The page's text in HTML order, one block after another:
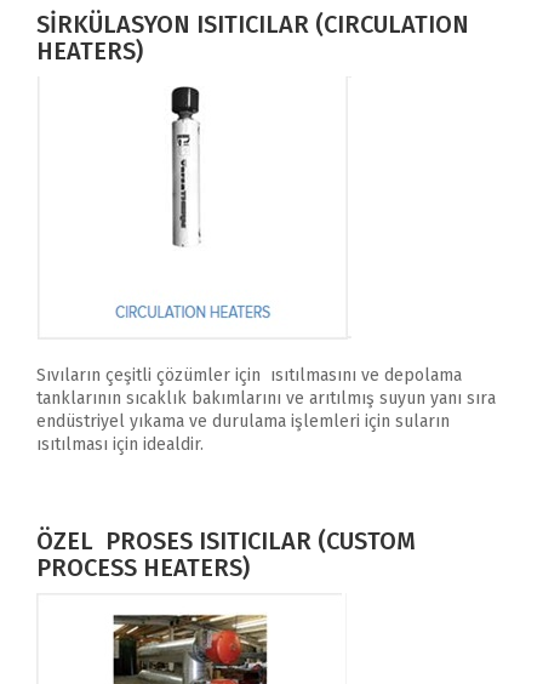
SİRKÜLASYON ISITICILAR (CIRCULATION
HEATERS)
Sıvıların çeşitli çözümler için ısıtılmasını ve depolama
tanklarının sıcaklık bakımlarını ve arıtılmış suyun yanı sıra
endüstriyel yıkama ve durulama işlemleri için suların
ısıtılması için idealdir.
ÖZEL PROSES ISITICILAR (CUSTOM
PROCESS HEATERS)